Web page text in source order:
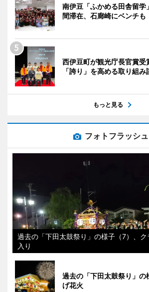
南伊豆「ふかめる田舎留
間滞在、石廊崎にベンチも
西伊豆町が観光庁長官賞
「誇り」を高める取り組み
もっと見る
フォトフラッシュ
過去の「下田太鼓祭り」の様子（7）、
入り
過去の「下田太鼓祭り」の
げ花火